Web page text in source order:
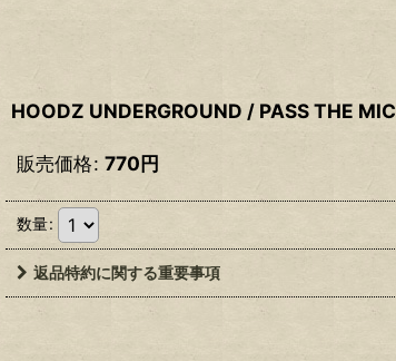
HOODZ UNDERGROUND / PASS THE MIC
販売価格: 770円
数量:
返品特約に関する重要事項